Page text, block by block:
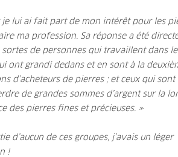
je lui ai fait part de mon intérêt pour les
ma profession. Sa réponse a été
sortes de personnes qui travaillent dans le
ont grandi dedans et en sont à la
d’acheteurs de pierres ; et ceux qui sont
de grandes sommes d’argent sur la
des pierres fines et précieuses. »
d’aucun de ces groupes, j’avais un léger
!